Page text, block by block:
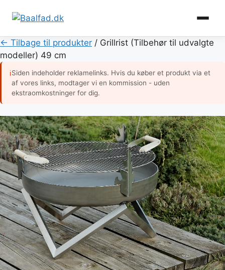
Hop
til
indhold
← Tilbage til produkter / Grillrist (Tilbehør til udvalgte
modeller) 49 cm
ℹSiden indeholder reklamelinks. Hvis du køber et produkt via et
af vores links, modtager vi en kommission - uden
ekstraomkostninger for dig.